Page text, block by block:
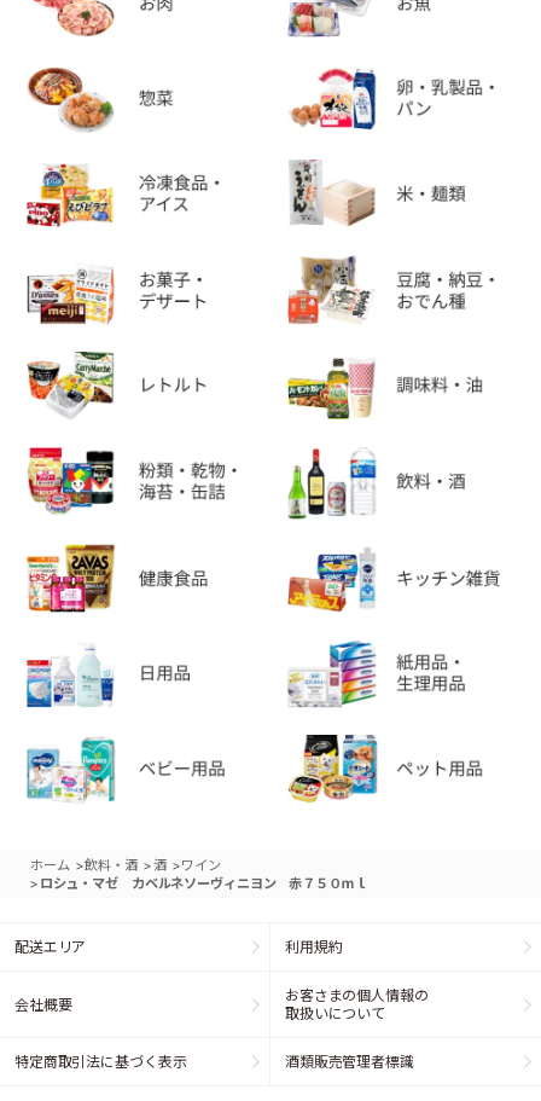
ホーム >飲料・酒 > 酒 >ワイン
> ロシュ・マゼ カベルネソーヴィニヨン 赤７５０ｍｌ
配送エリア 利用規約
会社概要
お客さまの個人情報の
取扱いについて
特定商取引法に基づく表示 酒類販売管理者標識